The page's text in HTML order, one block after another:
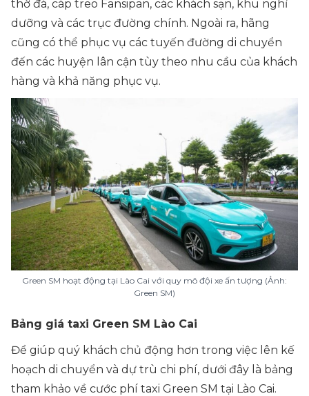
thờ đá, cáp treo Fansipan, các khách sạn, khu nghỉ
dưỡng và các trục đường chính. Ngoài ra, hãng
cũng có thể phục vụ các tuyến đường di chuyển
đến các huyện lân cận tùy theo nhu cầu của khách
hàng và khả năng phục vụ.
Green SM hoạt động tại Lào Cai với quy mô đội xe ấn tượng (Ảnh:
Green SM)
Bảng giá taxi Green SM Lào Cai
Để giúp quý khách chủ động hơn trong việc lên kế
hoạch di chuyển và dự trù chi phí, dưới đây là bảng
tham khảo về cước phí taxi Green SM tại Lào Cai.